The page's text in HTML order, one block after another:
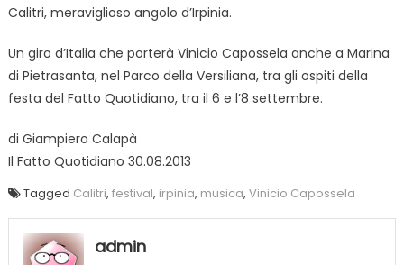
Calitri, meraviglioso angolo d’Irpinia.
Un giro d’Italia che porterà Vinicio Capossela anche a Marina
di Pietrasanta, nel Parco della Versiliana, tra gli ospiti della
festa del Fatto Quotidiano, tra il 6 e l’8 settembre.
di Giampiero Calapà
Il Fatto Quotidiano 30.08.2013
Tagged Calitri, festival, irpinia, musica, Vinicio Capossela
admin